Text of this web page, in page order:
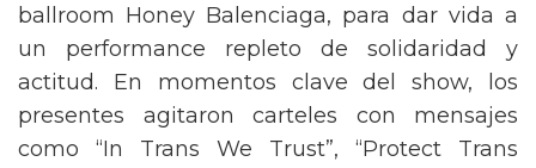
ballroom Honey Balenciaga, para dar vida a
un performance repleto de solidaridad y
actitud. En momentos clave del show, los
presentes agitaron carteles con mensajes
como “In Trans We Trust”, “Protect Trans